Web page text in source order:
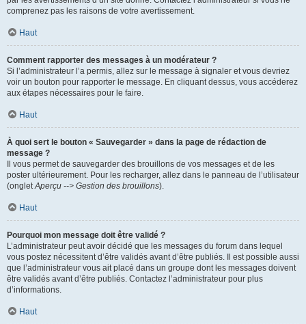
comprenez pas les raisons de votre avertissement.
Haut
Comment rapporter des messages à un modérateur ?
Si l’administrateur l’a permis, allez sur le message à signaler et vous devriez
voir un bouton pour rapporter le message. En cliquant dessus, vous accéderez
aux étapes nécessaires pour le faire.
Haut
À quoi sert le bouton « Sauvegarder » dans la page de rédaction de
message ?
Il vous permet de sauvegarder des brouillons de vos messages et de les
poster ultérieurement. Pour les recharger, allez dans le panneau de l’utilisateur
(ongletAperçu --> Gestion des brouillons).
Haut
Pourquoi mon message doit être validé ?
L’administrateur peut avoir décidé que les messages du forum dans lequel
vous postez nécessitent d’être validés avant d’être publiés. Il est possible aussi
que l’administrateur vous ait placé dans un groupe dont les messages doivent
être validés avant d’être publiés. Contactez l’administrateur pour plus
d’informations.
Haut